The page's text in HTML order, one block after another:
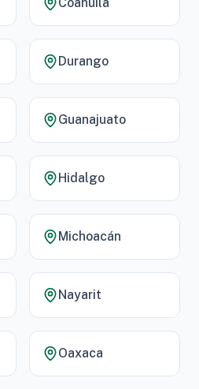
Durango
Guanajuato
Hidalgo
Michoacán
Nayarit
Oaxaca